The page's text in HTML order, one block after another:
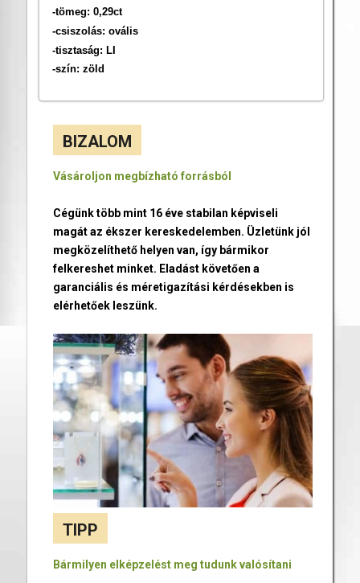
-tömeg: 0,29ct
-csiszolás: ovális
-tisztaság: LI
-szín: zöld
BIZALOM
Vásároljon megbízható forrásból
Cégünk több mint 16 éve stabilan képviseli
magát az ékszer kereskedelemben. Üzletünk jól
megközelíthető helyen van, így bármikor
felkereshet minket. Eladást követően a
garanciális és méretigazítási kérdésekben is
elérhetőek leszünk.
TIPP
Bármilyen elképzelést meg tudunk valósítani